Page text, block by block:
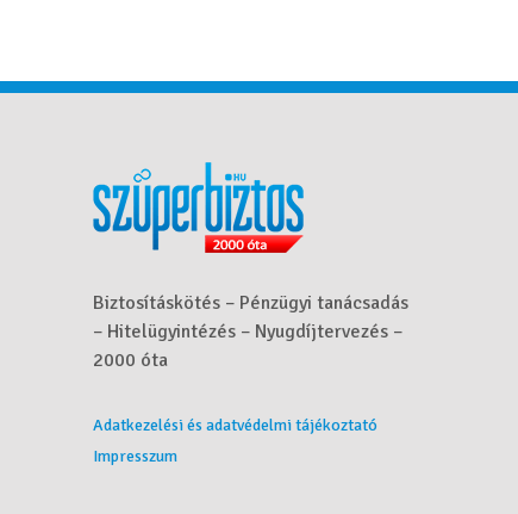
Biztosításkötés – Pénzügyi tanácsadás
– Hitelügyintézés – Nyugdíjtervezés –
2000 óta
Adatkezelési és adatvédelmi tájékoztató
Impresszum